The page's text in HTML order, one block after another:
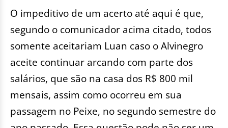
O impeditivo de um acerto até aqui é que,
segundo o comunicador acima citado, todos
somente aceitariam Luan caso o Alvinegro
aceite continuar arcando com parte dos
salários, que são na casa dos R$ 800 mil
mensais, assim como ocorreu em sua
passagem no Peixe, no segundo semestre do